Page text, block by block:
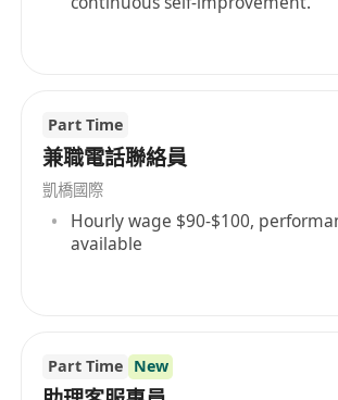
Part Time
兼職電話聯絡員
凱橋國際
Hourly wage $90-$100,
available
Part Time New